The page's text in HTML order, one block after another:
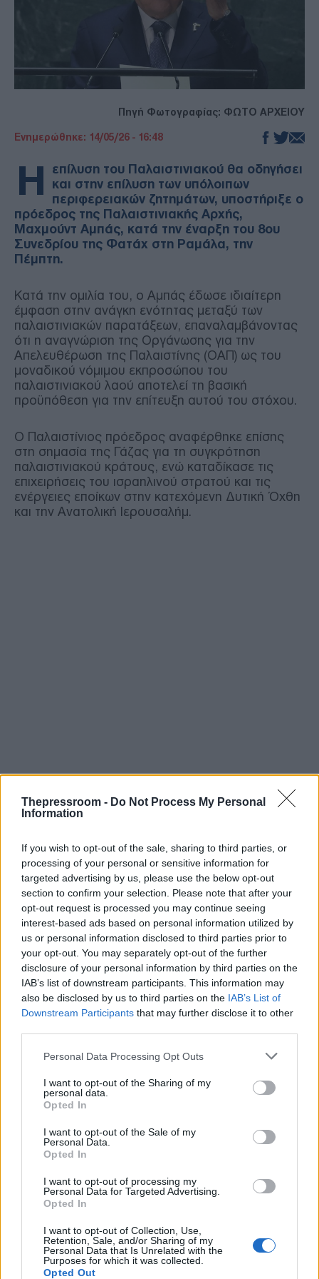
Thepressroom - Do Not Process My Personal
Information
If you wish to opt-out of the sale, sharing to third parties, or
processing of your personal or sensitive information for
targeted advertising by us, please use the below opt-out
section to confirm your selection. Please note that after your
opt-out request is processed you may continue seeing
interest-based ads based on personal information utilized by
us or personal information disclosed to third parties prior to
your opt-out. You may separately opt-out of the further
disclosure of your personal information by third parties on the
IAB’s list of downstream participants. This information may
also be disclosed by us to third parties on the IAB’s List of
Downstream Participants that may further disclose it to other
Please note that this website/app uses one or more Google
not limited to your visit or usage behaviour. You may click to
grant or deny consent to Google and its third-party tags to
use your data for below specified purposes in below Google
consent section.
Personal Data Processing Opt Outs
I want to opt-out of the Sharing of my
personal data.
Opted In
I want to opt-out of the Sale of my
Personal Data.
Opted In
I want to opt-out of processing my
Personal Data for Targeted Advertising.
Opted In
I want to opt-out of Collection, Use,
Retention, Sale, and/or Sharing of my
Personal Data that Is Unrelated with the
Purposes for which it was collected.
Opted Out
Πηγή Φωτογραφίας: ΦΩΤΟ ΑΡΧΕΙΟΥ
Ενημερώθηκε: 14/05/26 - 16:48
Η
επίλυση του Παλαιστινιακού θα οδηγήσει
και στην επίλυση των υπόλοιπων
περιφερειακών ζητημάτων, υποστήριξε ο
πρόεδρος της Παλαιστινιακής Αρχής,
Μαχμούντ Αμπάς, κατά την έναρξη του 8ου
Συνεδρίου της Φατάχ στη Ραμάλα, την
Πέμπτη.
Κατά την ομιλία του, ο Αμπάς έδωσε ιδιαίτερη
έμφαση στην ανάγκη ενότητας μεταξύ των
παλαιστινιακών παρατάξεων, επαναλαμβάνοντας
ότι η αναγνώριση της Οργάνωσης για την
Απελευθέρωση της Παλαιστίνης (ΟΑΠ) ως του
μοναδικού νόμιμου εκπροσώπου του
παλαιστινιακού λαού αποτελεί τη βασική
προϋπόθεση για την επίτευξη αυτού του στόχου.
Ο Παλαιστίνιος πρόεδρος αναφέρθηκε επίσης
στη σημασία της Γάζας για τη συγκρότηση
παλαιστινιακού κράτους, ενώ καταδίκασε τις
επιχειρήσεις του ισραηλινού στρατού και τις
ενέργειες εποίκων στην κατεχόμενη Δυτική Όχθη
και την Ανατολική Ιερουσαλήμ.
Το συνέδριο της Φατάχ διεξάγεται σε μια
ιδιαίτερα κρίσιμη συγκυρία για το κυρίαρχο κόμμα
της Παλαιστινιακής Αρχής, την ώρα που η ένταση
μεταξύ Ιράν και Ηνωμένων Πολιτειών γύρω από το
πυρηνικό πρόγραμμα της Τεχεράνης και τον
έλεγχο του Στενού του Ορμούζ συνεχίζει να
επηρεάζει συνολικά την περιοχή.
συνεχιζόμενες ισραηλινές επιθέσεις στον Λίβανο,
ενώ εξέφρασε την αλληλεγγύη του προς τα
κράτη του Κόλπου που, όπως ανέφερε, έχουν
δεχθεί επιθέσεις από το Ιράν.
NEWS ΚΑΝΟΝΤΑΣ ΚΛΙΚ ΕΔΩ